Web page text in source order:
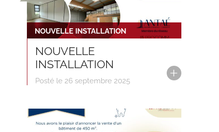
NOUVELLE INSTALLATION
NOUVELLE
INSTALLATION
Posté le 26 septembre 2025